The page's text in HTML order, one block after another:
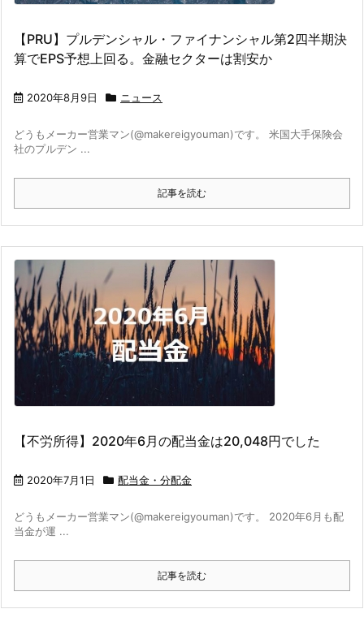
【PRU】プルデンシャル・ファイナンシャル第2四半期決
算でEPS予想上回る。金融セクターは割安か
2020年8月9日 ニュース
どうもメーカー営業マン(@makereigyouman)です。 米国大手保険会
社のプルデン ...
記事を読む
【不労所得】2020年6月の配当金は20,048円でした
2020年7月1日 配当金・分配金
どうもメーカー営業マン(@makereigyouman)です。 2020年6月も配
当金が運 ...
記事を読む